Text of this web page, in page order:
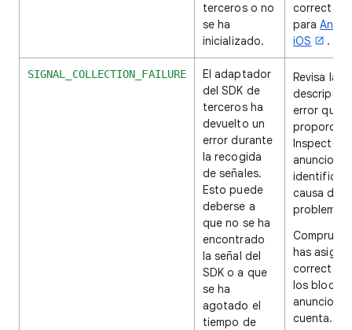
terceros o no
se ha
inicializado.
para
iOS
.
SIGNAL_COLLECTION_FAILURE
El adaptador
del SDK de
terceros ha
devuelto un
error durante
la recogida
de señales.
Esto puede
deberse a
que no se ha
encontrado
la señal del
SDK o a que
se ha
agotado el
tiempo de
Revisa la
error que
Inspector
anuncios
identificar
causa del
problema.
has
los
anuncios
cuenta.